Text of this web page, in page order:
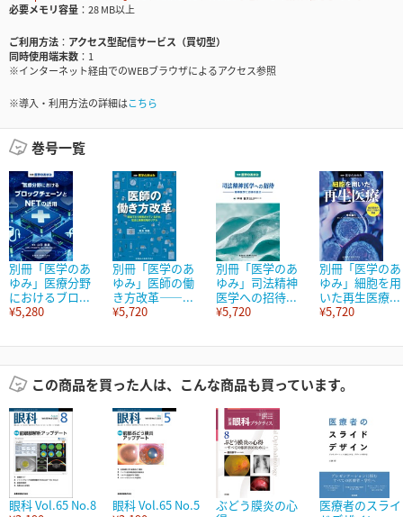
必要メモリ容量
28 MB以上
ご利用方法
アクセス型配信サービス（買切型）
同時使用端末数
1
※インターネット経由でのWEBブラウザによるアクセス参照
※導入・利用方法の詳細はこちら
巻号一覧
別冊「医学のあ
ゆみ」医療分野
におけるブロ...
¥5,280
別冊「医学のあ
ゆみ」医師の働
き方改革――...
¥5,720
別冊「医学のあ
ゆみ」司法精神
医学への招待...
¥5,720
別冊「医学のあ
ゆみ」細胞を用
いた再生医療...
¥5,720
この商品を買った人は、こんな商品も買っています。
眼科 Vol.65 No.8
眼科 Vol.65 No.5
ぶどう膜炎の心
医療者のスライ